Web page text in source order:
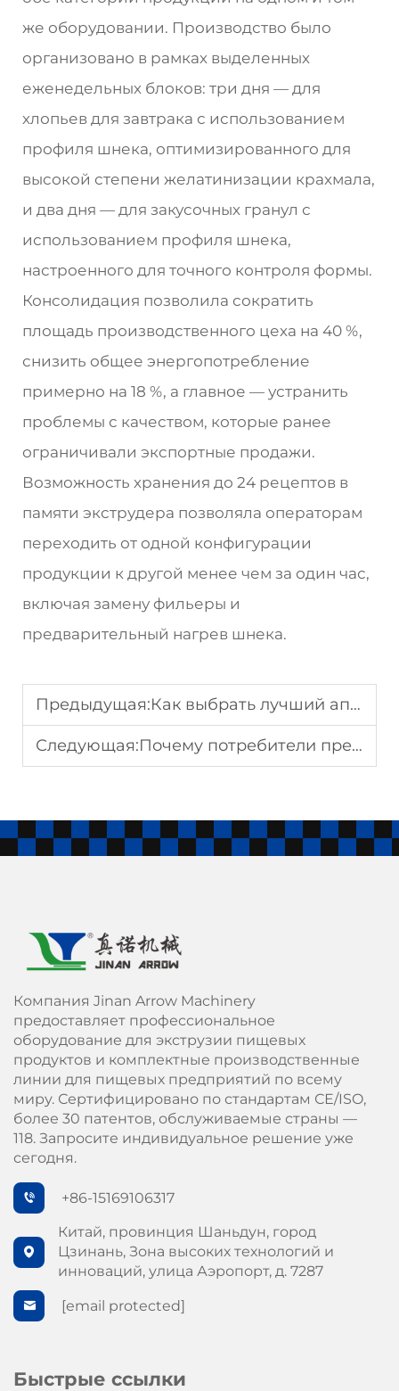
же оборудовании. Производство было
организовано в рамках выделенных
еженедельных блоков: три дня — для
хлопьев для завтрака с использованием
профиля шнека, оптимизированного для
высокой степени желатинизации крахмала,
и два дня — для закусочных гранул с
использованием профиля шнека,
настроенного для точного контроля формы.
Консолидация позволила сократить
площадь производственного цеха на 40 %,
снизить общее энергопотребление
примерно на 18 %, а главное — устранить
проблемы с качеством, которые ранее
ограничивали экспортные продажи.
Возможность хранения до 24 рецептов в
памяти экструдера позволяла операторам
переходить от одной конфигурации
продукции к другой менее чем за один час,
включая замену фильеры и
предварительный нагрев шнека.
Предыдущая:Как выбрать лучший аппарат для производства соевого белка
Следующая:Почему потребители предпочитают продукты, произведенные на линии по производству искусственного риса
Компания Jinan Arrow Machinery
предоставляет профессиональное
оборудование для экструзии пищевых
продуктов и комплектные производственные
линии для пищевых предприятий по всему
миру. Сертифицировано по стандартам СЕ/ISO,
более 30 патентов, обслуживаемые страны —
118. Запросите индивидуальное решение уже
сегодня.
+86-15169106317
Китай, провинция Шаньдун, город
Цзинань, Зона высоких технологий и
инноваций, улица Аэропорт, д. 7287
[email protected]
Быстрые ссылки